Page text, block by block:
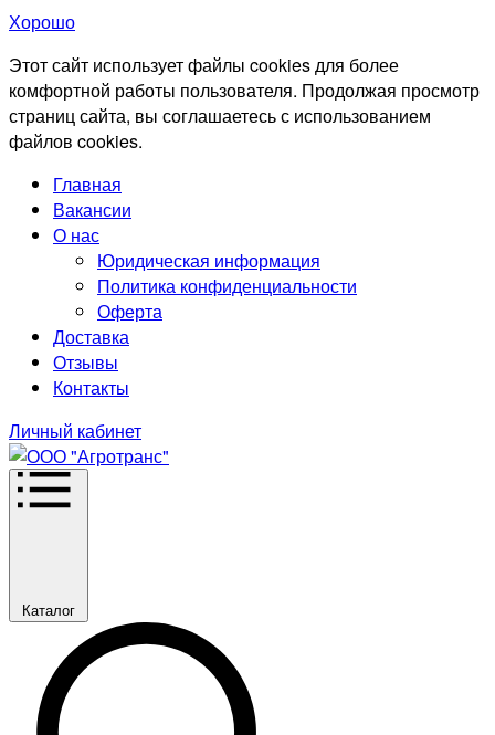
Хорошо
Этот сайт использует файлы cookies для более
комфортной работы пользователя. Продолжая просмотр
страниц сайта, вы соглашаетесь с использованием
файлов cookies.
Главная
Вакансии
О нас
Юридическая информация
Политика конфиденциальности
Оферта
Доставка
Отзывы
Контакты
Личный кабинет
Каталог